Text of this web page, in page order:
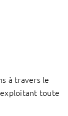
à travers le
toute